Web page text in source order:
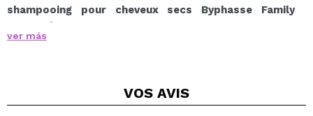
shampooing pour cheveux secs Byphasse Family
Fresh Délice.
Ce shampooing est particulièrement indiqué pour les
qui contient de la vitamine C et de la vitamine B5, aux
ver más
VOS AVIS